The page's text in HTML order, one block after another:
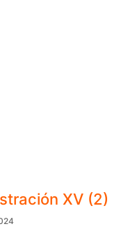
XV (2)